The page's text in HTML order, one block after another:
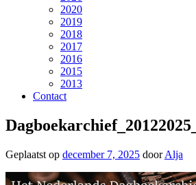
2020
2019
2018
2017
2016
2015
2013
Contact
Geplaatst op december 7, 2025 doorAlja